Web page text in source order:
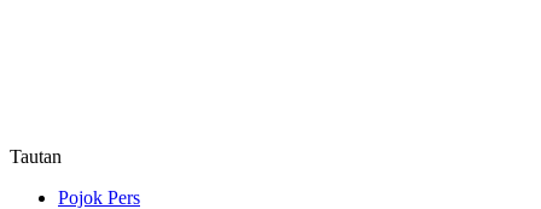
Tautan
Pojok Pers